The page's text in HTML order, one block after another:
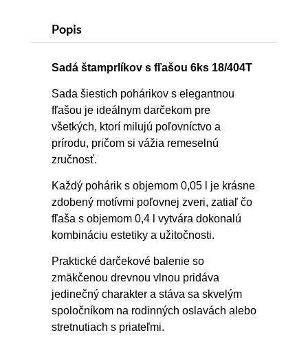
Popis
Sadá štamprlíkov s fľašou 6ks 18/404T
Sada šiestich pohárikov s elegantnou
fľašou je ideálnym darčekom pre
všetkých, ktorí milujú poľovníctvo a
prírodu, pričom si vážia remeselnú
zručnosť.
Každý pohárik s objemom 0,05 l je krásne
zdobený motívmi poľovnej zveri, zatiaľ čo
fľaša s objemom 0,4 l vytvára dokonalú
kombináciu estetiky a užitočnosti.
Praktické darčekové balenie so
zmäkčenou drevnou vlnou pridáva
jedinečný charakter a stáva sa skvelým
spoločníkom na rodinných oslavách alebo
stretnutiach s priateľmi.